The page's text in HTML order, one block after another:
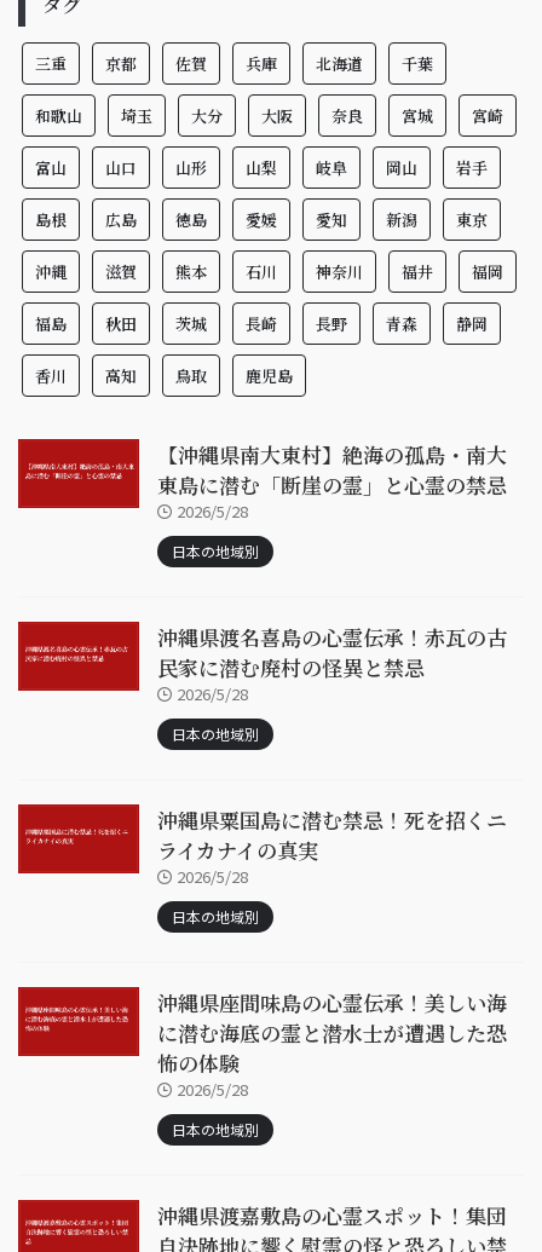
三重 京都 佐賀 兵庫 北海道 千葉
和歌山 埼玉 大分 大阪 奈良 宮城 宮崎
富山 山口 山形 山梨 岐阜 岡山 岩手
島根 広島 徳島 愛媛 愛知 新潟 東京
沖縄 滋賀 熊本 石川 神奈川 福井 福岡
福島 秋田 茨城 長崎 長野 青森 静岡
香川 高知 鳥取 鹿児島
【沖縄県南大東村】絶海の孤島・南大
東島に潜む「断崖の霊」と心霊の禁忌
2026/5/28
日本の地域別
沖縄県渡名喜島の心霊伝承！赤瓦の古
民家に潜む廃村の怪異と禁忌
2026/5/28
日本の地域別
沖縄県粟国島に潜む禁忌！死を招くニ
ライカナイの真実
2026/5/28
日本の地域別
沖縄県座間味島の心霊伝承！美しい海
に潜む海底の霊と潜水士が遭遇した恐
怖の体験
2026/5/28
日本の地域別
沖縄県渡嘉敷島の心霊スポット！集団
自決跡地に響く慰霊の怪と恐ろしい禁